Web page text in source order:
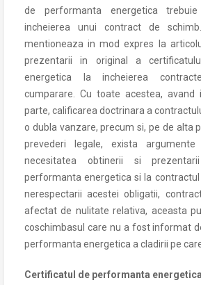
de performanta energetica
incheierea unui contract de
mentioneaza in mod expres la
prezentarii in original a
energetica la incheierea
cumparare. Cu toate acestea,
parte, calificarea doctrinara a
o dubla vanzare, precum si, pe de alta
prevederi legale, exista
necesitatea obtinerii si
performanta energetica si la contractul
nerespectarii acestei obligatii,
afectat de nulitate relativa, aceasta
coschimbasul care nu a fost informat
performanta energetica a cladirii pe
Certificatul de performanta